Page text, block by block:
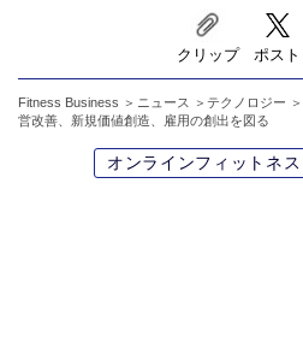
クリップ ポスト
Fitness Business ニュース テクノロジー
営改善、新規価値創造、雇用の創出を図る
オンラインフィットネス